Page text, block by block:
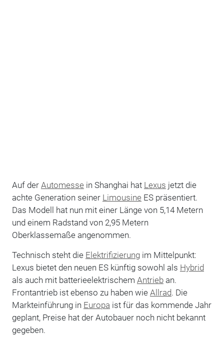
Auf der Automesse in Shanghai hat Lexus jetzt die
achte Generation seiner Limousine ES präsentiert.
Das Modell hat nun mit einer Länge von 5,14 Metern
und einem Radstand von 2,95 Metern
Oberklassemaße angenommen.
Technisch steht die Elektrifizierungim Mittelpunkt:
Lexus bietet den neuen ES künftig sowohl als Hybrid
als auch mit batterieelektrischem Antrieban.
Frontantrieb ist ebenso zu haben wie Allrad. Die
Markteinführung in Europa ist für das kommende Jahr
geplant, Preise hat der Autobauer noch nicht bekannt
gegeben.